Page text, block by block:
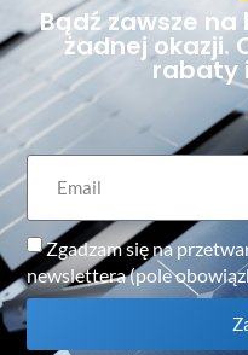
Bądź zawsze
żadnej okazji.
rabaty
Zgadzam się na
newslettera (pole